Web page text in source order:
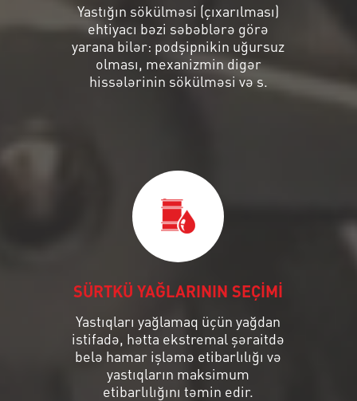
Yastığın sökülməsi (çıxarılması)
ehtiyacı bəzi səbəblərə görə
yarana bilər: podşipnikin uğursuz
olması, mexanizmin digər
hissələrinin sökülməsi və s.
SÜRTKÜ YAĞLARININ SEÇİMİ
Yastıqları yağlamaq üçün yağdan
istifadə, hətta ekstremal şəraitdə
belə hamar işləmə etibarlılığı və
yastıqların maksimum
etibarlılığını təmin edir.